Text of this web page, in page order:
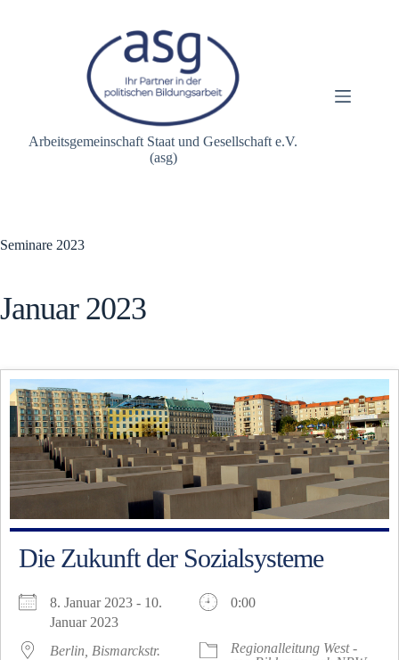
Arbeitsgemeinschaft Staat und Gesellschaft e.V.
(asg)
Seminare 2023
Januar 2023
Die Zukunft der Sozialsysteme
8. Januar 2023 - 10.
Januar 2023
0:00
Berlin, Bismarckstr.
Regionalleitung West -